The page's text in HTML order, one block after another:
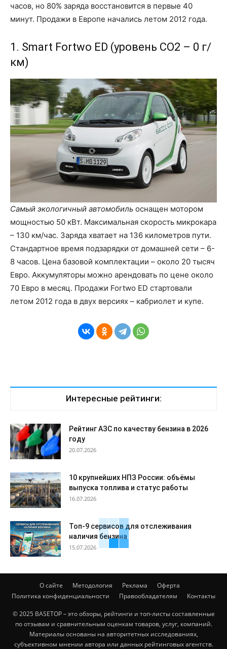
часов, но 80% заряда восстановится в первые 40
минут. Продажи в Европе начались летом 2012 года.
1. Smart Fortwo ED (уровень CO2 – 0 г/
км)
Самый экологичный автомобиль оснащен мотором
мощностью 50 кВт. Максимальная скорость микрокара
– 130 км/час. Заряда хватает на 136 километров пути.
Стандартное время подзарядки от домашней сети – 6-
8 часов. Цена базовой комплектации – около 20 тысяч
Евро. Аккумуляторы можно арендовать по цене около
70 Евро в месяц. Продажи Fortwo ED стартовали
летом 2012 года в двух версиях – кабриолет и купе.
Интересные рейтинги:
Рейтинг АЗС по качеству бензина в 2026
году
20.07.2026
10 крупнейших НПЗ России: объёмы
выпуска топлива и статус работы
16.07.2026
Топ-9 сервисов для отслеживания
наличия бензина
15.07.2026
О сайте Методология Реклама
Оферта
Политика конфиденциальности
Правообладателям Контакты
© 2025 BASETOP – это обзоры, рейтинги и топ-листы составленные
по отзывам и сравнительным оценкам товаров, услуг, компаний.
Материалы основаны на авторитетных исследованиях,
субъективном мнении автора или данных рейтинговых агентств.